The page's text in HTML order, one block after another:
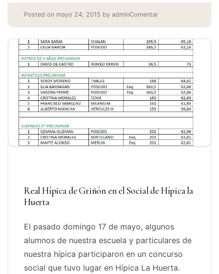
Posted on mayo 24, 2015 by adminComentar
Real Hípica de Griñón en el Social de Hípica la
Huerta
El pasado domingo 17 de mayo, algunos
alumnos de nuestra escuela y particulares de
nuestra hípica participaron en un concurso
social que tuvo lugar en Hípica La Huerta.